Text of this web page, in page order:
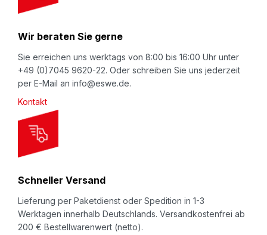
gegen elektrostatische Aufladung.
r
e
w
s
e
t
e
r
Wir beraten Sie gerne
Sie erreichen uns werktags von 8:00 bis 16:00 Uhr unter
+49 (0)7045 9620-22. Oder schreiben Sie uns jederzeit
per E-Mail an info@eswe.de.
Kontakt
Schneller Versand
Lieferung per Paketdienst oder Spedition in 1-3
Werktagen innerhalb Deutschlands. Versandkostenfrei ab
200 € Bestellwarenwert (netto).